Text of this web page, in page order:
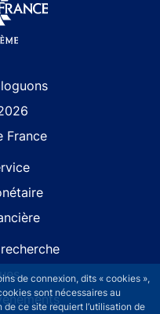
de connexion, dits « cookies »,
sont nécessaires au
ce site requiert l’utilisation de
France